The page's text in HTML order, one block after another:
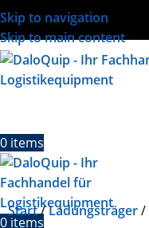
Skip to navigation
Skip to main content
0 items
0 items
Start Ladungsträger